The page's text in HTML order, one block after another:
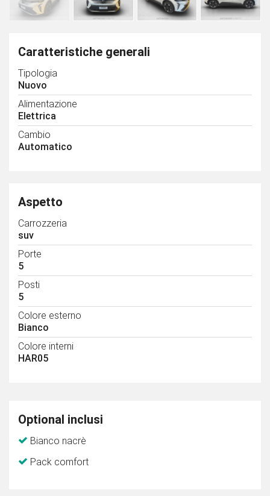
Caratteristiche generali
Tipologia
Nuovo
Alimentazione
Elettrica
Cambio
Automatico
Aspetto
Carrozzeria
suv
Porte
5
Posti
5
Colore esterno
Bianco
Colore interni
HAR05
Optional inclusi
Bianco nacrè
Pack comfort